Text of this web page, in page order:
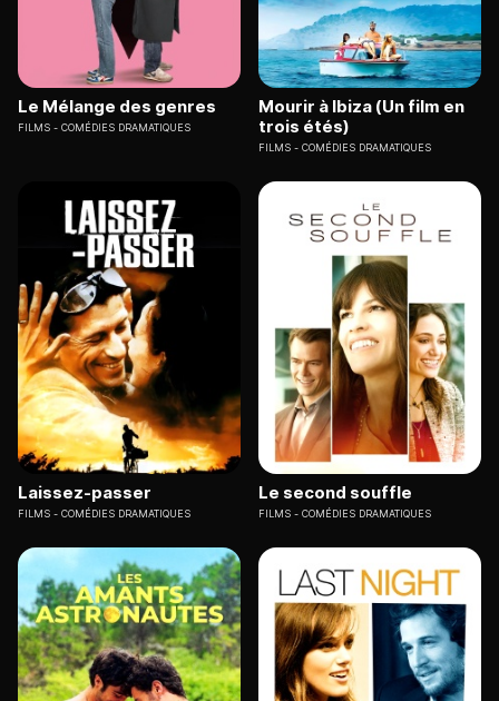
Le Mélange des genres
FILMS COMÉDIES DRAMATIQUES
Mourir à Ibiza (Un film en
trois étés)
FILMS COMÉDIES DRAMATIQUES
Laissez-passer
FILMS COMÉDIES DRAMATIQUES
Le second souffle
FILMS COMÉDIES DRAMATIQUES